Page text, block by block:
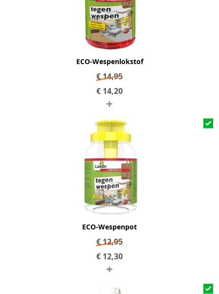
ECO-Wespenlokstof
€14,95
€ 14,20
+
ECO-Wespenpot
€12,95
€ 12,30
+